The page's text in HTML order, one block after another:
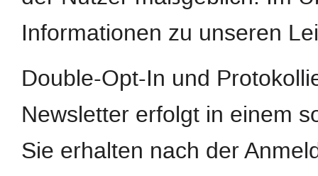
Informationen zu unseren
Double-Opt-In und
Newsletter erfolgt in einem
Sie erhalten nach der